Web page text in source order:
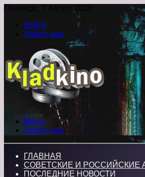
Пятница , 7 Август 2026
Войти
Switch skin
Меню
Switch skin
ГЛАВНАЯ
СОВЕТСКИЕ И РОССИЙСКИЕ
ПОСЛЕДНИЕ НОВОСТИ